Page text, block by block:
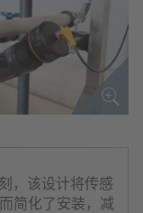
，该设计将传感
简化了安装，减